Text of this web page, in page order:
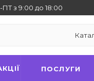
з 9:00 до 18:00
ПОСЛУГИ